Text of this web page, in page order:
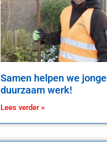
Samen helpen we
duurzaam werk!
Lees verder »